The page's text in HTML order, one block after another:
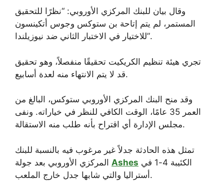
وقال بيان للبنك المركزي الأوروبي: “نظرًا للتحقيق
المستمر، لم يتم إتاحة بن ستوكس وجوس أتكينسون
للاختيار في الاختبار الثاني ضد نيوزيلندا”.
تجري هيئة تنظيم الكريكيت تحقيقًا منفصلاً، وهو تحقيق
قد لا يتم الانتهاء منه لعدة أسابيع.
وقد منح البنك المركزي الأوروبي ستوكس، البالغ من
العمر 35 عامًا، الوقت الكافي للنظر في خياراته. ونفى
مجلس الإدارة أي اقتراح بأنه طلب منه الاستقالة.
تمثل هذه الحادثة جدلاً غير مرغوب فيه بالنسبة للبنك
Ashes
أستراليا والتي شابها جدل خارج الملعب.